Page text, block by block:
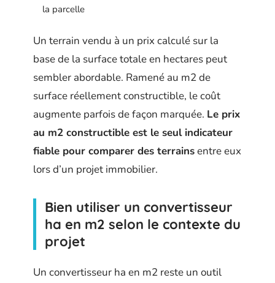
la parcelle
Un terrain vendu à un prix calculé sur la
base de la surface totale en hectares peut
sembler abordable. Ramené au m2 de
surface réellement constructible, le coût
augmente parfois de façon marquée. Le prix
au m2 constructible est le seul indicateur
fiable pour comparer des terrainsentre eux
lors d’un projet immobilier.
Bien utiliser un convertisseur
ha en m2 selon le contexte du
projet
Un convertisseur ha en m2 reste un outil